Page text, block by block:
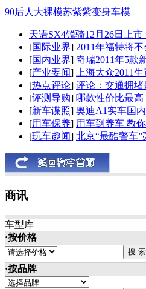
90后人大裸模苏紫紫变身车模
天语SX4锐骑12月26日上
[国际业界] 2011年福特将
[国内业界] 奇瑞2011年5款
[产业要闻]
上海大众2011
[热点评论] 评论：交通拥
[评测导购] 哪款性价比最
[新车谍照] 奥迪A1实车国
[用车保养] 用车到养车 教
[玩车趣闻] 北京“最酷警车
商讯
车型库
·按价格
·按品牌